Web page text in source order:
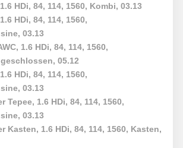
HDi, 84, 114, 1560, Kombi, 03.13
HDi, 84, 114, 1560,
03.13
1.6 HDi, 84, 114, 1560,
05.12
HDi, 84, 114, 1560,
03.13
Tepee, 1.6 HDi, 84, 114, 1560,
03.13
Kasten, 1.6 HDi, 84, 114, 1560, Kasten,